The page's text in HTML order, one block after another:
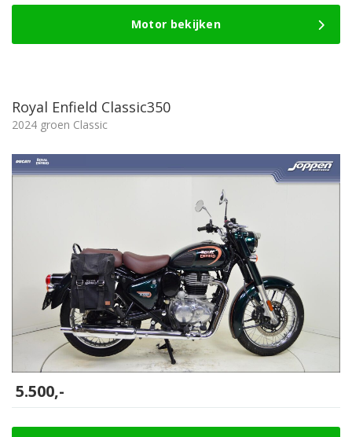
Motor bekijken
Royal Enfield Classic350
2024 groen Classic
5.500,-